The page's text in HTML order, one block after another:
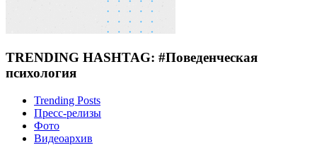
TRENDING HASHTAG: #Поведенческая
психология
Trending Posts
Пресс-релизы
Фото
Видеоархив